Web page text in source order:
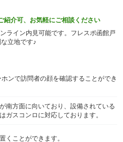
紹介可、お気軽にご相談ください
ライン内見可能です。フレスポ函館戸
立地です♪
ンで訪問者の顔を確認することができ
南方面に向いており、設備されている
ガスコンロに対応しております。
くことができます。